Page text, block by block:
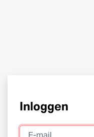
Inloggen
E-mail